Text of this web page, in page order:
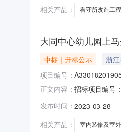
相关产品：
看守所改造工程
大同中心幼儿园上
中标｜开标公示
浙
项目编号：
正文内容： 招标项目编号
12，投标文件
发布时间： 2023-03-28
相关产品：
室内装修及室